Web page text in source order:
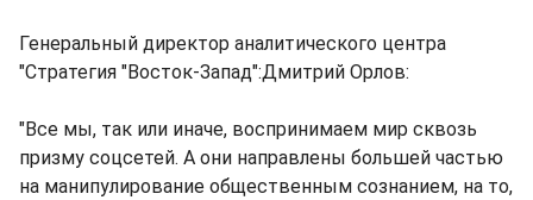
Генеральный директор аналитического центра
"Стратегия "Восток-Запад":Дмитрий Орлов:
"Все мы, так или иначе, воспринимаем мир сквозь
призму соцсетей. А они направлены большей частью
на манипулирование общественным сознанием, на то,